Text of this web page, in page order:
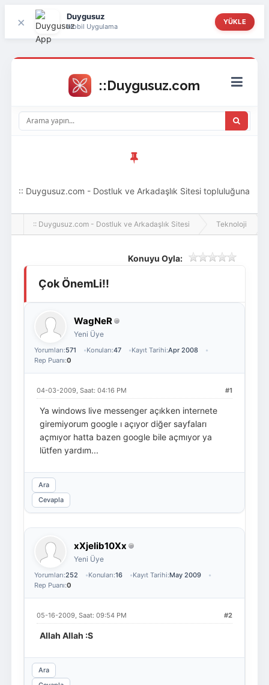
× Duygusuz
Mobil Uygulama
YÜKLE
Giriş Yap
:: Duygusuz.com - Dostluk ve Arkadaşlık Sitesi topluluğuna
hoş geldin ziyaretçi! Aramıza katılmak istersen kayıt
:: Duygusuz.com - Dostluk ve Arkadaşlık Sitesi Teknoloji
Konuyu Oyla:
Çok ÖnemLi!!
WagNeR
Yeni Üye
Yorumları:571 Konuları:47 Kayıt Tarihi:Apr 2008
Rep Puanı:0
#1
04-03-2009, Saat: 04:16 PM
Ya windows live messenger açıkken internete
giremiyorum google ı açıyor diğer sayfaları
açmıyor hatta bazen google bile açmıyor ya
lütfen yardım...
Ara
Cevapla
xXjelib10Xx
Yeni Üye
Yorumları:252 Konuları:16 Kayıt Tarihi:May 2009
Rep Puanı:0
#2
05-16-2009, Saat: 09:54 PM
Allah Allah :S
Ara